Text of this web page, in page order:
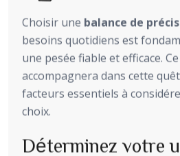
Choisir une balance de
besoins quotidiens est
une pesée fiable et efficace.
accompagnera dans cette
facteurs essentiels à
choix.
Déterminez votre